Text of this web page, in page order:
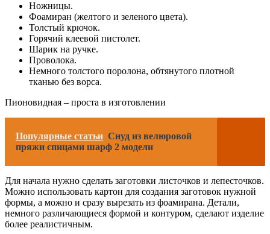
Ножницы.
Фоамиран (желтого и зеленого цвета).
Толстый крючок.
Горячий клеевой пистолет.
Шарик на ручке.
Проволока.
Немного толстого поролона, обтянутого плотной
тканью без ворса.
Пионовидная – проста в изготовлении
Популярные статьи Снуд из велюровой
пряжи спицами шарф 2 модели
Для начала нужно сделать заготовки листочков и лепесточков.
Можно использовать картон для создания заготовок нужной
формы, а можно и сразу вырезать из фоамирана. Детали,
немного различающиеся формой и контуром, сделают изделие
более реалистичным.